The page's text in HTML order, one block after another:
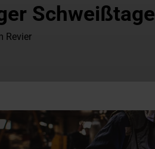
Schweißtage
Revier